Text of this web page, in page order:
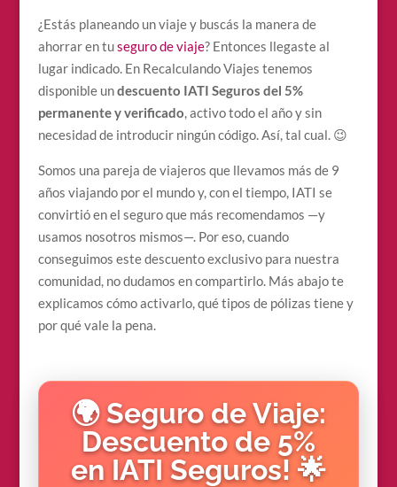
¿Estás planeando un viaje y buscás la manera de
ahorrar en tuseguro de viaje? Entonces llegaste al
lugar indicado. En Recalculando Viajes tenemos
disponible undescuento IATI Seguros del 5%
permanente y verificado, activo todo el año y sin
necesidad de introducir ningún código. Así, tal cual. 😉
Somos una pareja de viajeros que llevamos más de 9
años viajando por el mundo y, con el tiempo, IATI se
convirtió en el seguro que más recomendamos —y
usamos nosotros mismos—. Por eso, cuando
conseguimos este descuento exclusivo para nuestra
comunidad, no dudamos en compartirlo. Más abajo te
explicamos cómo activarlo, qué tipos de pólizas tiene y
por qué vale la pena.
🌍 Seguro de Viaje:
Descuento de 5%
en IATI Seguros! 🌟